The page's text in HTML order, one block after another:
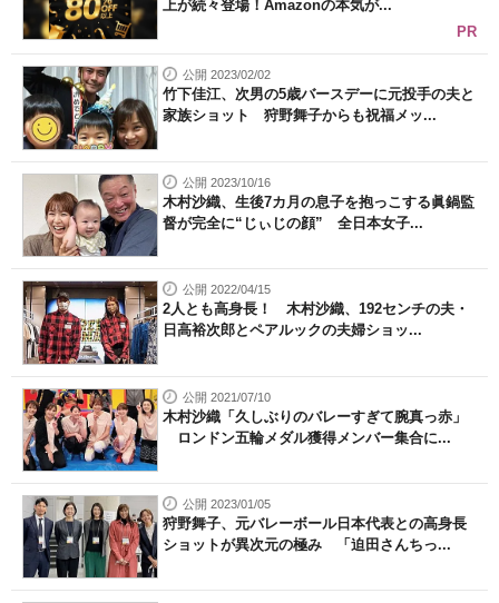
上が続々登場！Amazonの本気が...
PR
公開 2023/02/02
竹下佳江、次男の5歳バースデーに元投手の夫と
家族ショット 狩野舞子からも祝福メッ...
公開 2023/10/16
木村沙織、生後7カ月の息子を抱っこする眞鍋監
督が完全に“じぃじの顔” 全日本女子...
公開 2022/04/15
2人とも高身長！ 木村沙織、192センチの夫・
日高裕次郎とペアルックの夫婦ショッ...
公開 2021/07/10
木村沙織「久しぶりのバレーすぎて腕真っ赤」
ロンドン五輪メダル獲得メンバー集合に...
公開 2023/01/05
狩野舞子、元バレーボール日本代表との高身長
ショットが異次元の極み 「迫田さんちっ...